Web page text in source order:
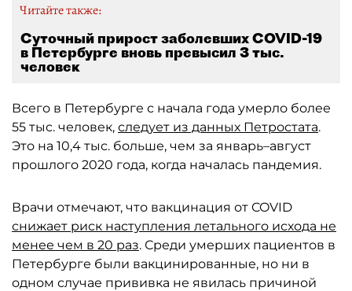
Читайте также:
Суточный прирост заболевших COVID-19
в Петербурге вновь превысил 3 тыс.
человек
Всего в Петербурге с начала года умерло более
55 тыс. человек, следует из данных Петростата.
Это на 10,4 тыс. больше, чем за январь–август
прошлого 2020 года, когда началась пандемия.
Врачи отмечают, что вакцинация от COVID
снижает риск наступления летального исхода не
менее чем в 20 раз. Среди умерших пациентов в
Петербурге были вакцинированные, но ни в
одном случае прививка не явилась причиной